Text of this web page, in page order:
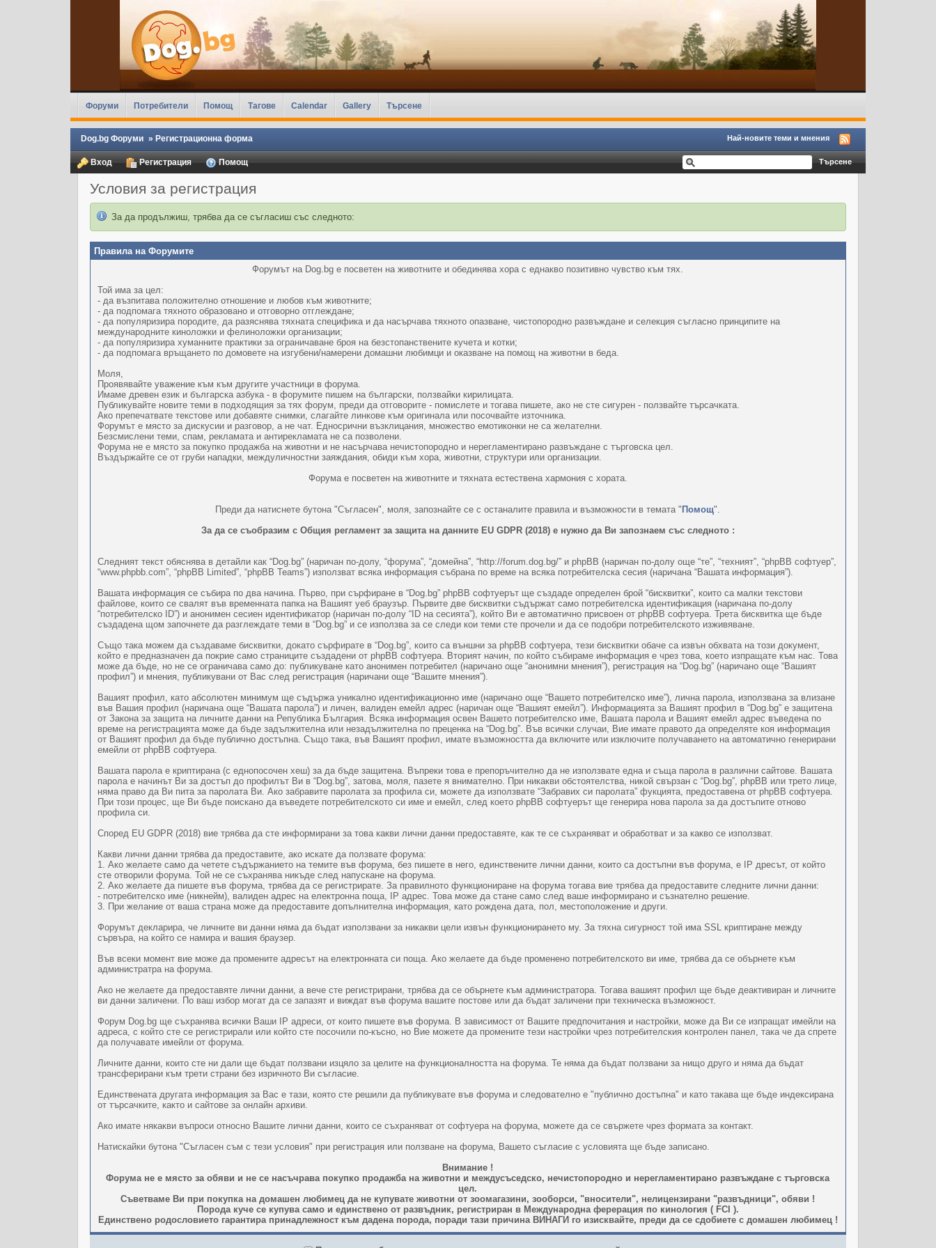
Форуми Потребители Помощ Тагове Calendar Gallery Търсене
Dog.bg Форуми » Регистрационна форма Най-новите теми и мнения
Вход Регистрация Помощ
Условия за регистрация
За да продължиш, трябва да се съгласиш със следното:
Правила на Форумите
Форумът на Dog.bg е посветен на животните и обединява хора с еднакво позитивно чувство към тях.
Той има за цел:
- да възпитава положително отношение и любов към животните;
- да подпомага тяхното образовано и отговорно отглеждане;
- да популяризира породите, да разяснява тяхната специфика и да насърчава тяхното опазване, чистопородно развъждане и селекция съгласно принципите на
международните киноложки и фелиноложки организации;
- да популяризира хуманните практики за ограничаване броя на безстопанствените кучета и котки;
- да подпомага връщането по домовете на изгубени/намерени домашни любимци и оказване на помощ на животни в беда.
Моля,
Проявявайте уважение към към другите участници в форума.
Имаме древен език и българска азбука - в форумите пишем на български, ползвайки кирилицата.
Публикувайте новите теми в подходящия за тях форум, преди да отговорите - помислете и тогава пишете, ако не сте сигурен - ползвайте търсачката.
Ако препечатвате текстове или добавяте снимки, слагайте линкове към оригинала или посочвайте източника.
Форумът е място за дискусии и разговор, а не чат. Едносрични възклицания, множество емотиконки не са желателни.
Безсмислени теми, спам, рекламата и антирекламата не са позволени.
Форума не е място за покупко продажба на животни и не насърчава нечистопородно и нерегламентирано развъждане с търговска цел.
Въздържайте се от груби нападки, междуличностни заяждания, обиди към хора, животни, структури или организации.
Форума е посветен на животните и тяхната естествена хармония с хората.
Преди да натиснете бутона "Съгласен", моля, запознайте се с останалите правила и възможности в темата " Помощ".
За да се съобразим с Общия регламент за защита на данните EU GDPR (2018) е нужно да Ви запознаем със следното :
Следният текст обяснява в детайли как “Dog.bg” (наричан по-долу, “форума”, “домейна”, “http://forum.dog.bg/” и phpBB (наричан по-долу още “те”, “техният”, “phpBB софтуер”,
“www.phpbb.com”, “phpBB Limited”, “phpBB Teams”) използват всяка информация събрана по време на всяка потребителска сесия (наричана “Вашата информация”).
Вашата информация се събира по два начина. Първо, при сърфиране в “Dog.bg” phpBB софтуерът ще създаде определен брой “бисквитки”, които са малки текстови
файлове, които се свалят във временната папка на Вашият уеб браузър. Първите две бисквитки съдържат само потребителска идентификация (наричана по-долу
“потребителско ID”) и анонимен сесиен идентификатор (наричан по-долу “ID на сесията”), който Ви е автоматично присвоен от phpBB софтуера. Трета бисквитка ще бъде
създадена щом започнете да разглеждате теми в “Dog.bg” и се използва за се следи кои теми сте прочели и да се подобри потребителското изживяване.
Също така можем да създаваме бисквитки, докато сърфирате в “Dog.bg”, които са външни за phpBB софтуера, тези бисквитки обаче са извън обхвата на този документ,
който е предназначен да покрие само страниците създадени от phpBB софтуера. Вторият начин, по който събираме информация е чрез това, което изпращате към нас. Това
може да бъде, но не се ограничава само до: публикуване като анонимен потребител (наричано още “анонимни мнения”), регистрация на “Dog.bg” (наричано още “Вашият
профил”) и мнения, публикувани от Вас след регистрация (наричани още “Вашите мнения”).
Вашият профил, като абсолютен минимум ще съдържа уникално идентификационно име (наричано още “Вашето потребителско име”), лична парола, използвана за влизане
във Вашия профил (наричана още “Вашата парола”) и личен, валиден емейл адрес (наричан още “Вашият емейл”). Информацията за Вашият профил в “Dog.bg” е защитена
от Закона за защита на личните данни на Република България. Всяка информация освен Вашето потребителско име, Вашата парола и Вашият емейл адрес въведена по
време на регистрацията може да бъде задължителна или незадължителна по преценка на “Dog.bg”. Във всички случаи, Вие имате правото да определяте коя информация
от Вашият профил да бъде публично достъпна. Също така, във Вашият профил, имате възможността да включите или изключите получаването на автоматично генерирани
емейли от phpBB софтуера.
Вашата парола е криптирана (с еднопосочен хеш) за да бъде защитена. Въпреки това е препоръчително да не използвате една и съща парола в различни сайтове. Вашата
парола е начинът Ви за достъп до профилът Ви в “Dog.bg”, затова, моля, пазете я внимателно. При никакви обстоятелства, никой свързан с “Dog.bg”, phpBB или трето лице,
няма право да Ви пита за паролата Ви. Ако забравите паролата за профила си, можете да използвате “Забравих си паролата” фукцията, предоставена от phpBB софтуера.
При този процес, ще Ви бъде поискано да въведете потребителското си име и емейл, след което phpBB софтуерът ще генерира нова парола за да достъпите отново
профила си.
Според EU GDPR (2018) вие трябва да сте информирани за това какви лични данни предоставяте, как те се съхраняват и обработват и за какво се използват.
Какви лични данни трябва да предоставите, ако искате да ползвате форума:
1. Ако желаете само да четете съдържанието на темите във форума, без пишете в него, единствените лични данни, които са достъпни във форума, е IP дресът, от който
сте отворили форума. Той не се съхранява никъде след напускане на форума.
2. Ако желаете да пишете във форума, трябва да се регистрирате. За правилното функциониране на форума тогава вие трябва да предоставите следните лични данни:
- потребителско име (никнейм), валиден адрес на електронна поща, IP адрес. Това може да стане само след ваше информирано и съзнателно решение.
3. При желание от ваша страна може да предоставите допълнителна информация, като рождена дата, пол, местоположение и други.
Форумът декларира, че личните ви данни няма да бъдат използвани за никакви цели извън функционирането му. За тяхна сигурност той има SSL криптиране между
сървъра, на който се намира и вашия браузер.
Във всеки момент вие може да промените адресът на електронната си поща. Ако желаете да бъде променено потребителското ви име, трябва да се обърнете към
администратра на форума.
Ако не желаете да предоставяте лични данни, а вече сте регистрирани, трябва да се обърнете към администратора. Тогава вашият профил ще бъде деактивиран и личните
ви данни заличени. По ваш избор могат да се запазят и виждат във форума вашите постове или да бъдат заличени при техническа възможност.
Форум Dog.bg ще съхранява всички Ваши IP адреси, от които пишете във форума. В зависимост от Вашите предпочитания и настройки, може да Ви се изпращат имейли на
адреса, с който сте се регистрирали или който сте посочили по-късно, но Вие можете да промените тези настройки чрез потребителския контролен панел, така че да спрете
да получавате имейли от форума.
Личните данни, които сте ни дали ще бъдат ползвани изцяло за целите на функционалността на форума. Те няма да бъдат ползвани за нищо друго и няма да бъдат
трансферирани към трети страни без изричното Ви съгласие.
Единствената другата информация за Вас е тази, която сте решили да публикувате във форума и следователно е "публично достъпна" и като такава ще бъде индексирана
от търсачките, както и сайтове за онлайн архиви.
Ако имате някакви въпроси относно Вашите лични данни, които се съхраняват от софтуера на форума, можете да се свържете чрез формата за контакт.
Натискайки бутона "Съгласен съм с тези условия" при регистрация или ползване на форума, Вашето съгласие с условията ще бъде записано.
Внимание !
Форума не е място за обяви и не се насъчрава покупко продажба на животни и междусъседско, нечистопородно и нерегламентирано развъждане с търговска
цел.
Съветваме Ви при покупка на домашен любимец да не купувате животни от зоомагазини, зооборси, "вносители", нелицензирани "развъдници", обяви !
Порода куче се купува само и единствено от развъдник, регистриран в Международна ферерация по кинология ( FCI ).
Единствено родословието гарантира принадлежност към дадена порода, поради тази причина ВИНАГИ го изисквайте, преди да се сдобиете с домашен любимец !